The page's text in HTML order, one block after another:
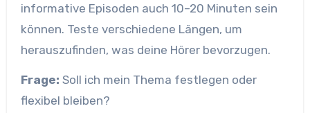
informative Episoden auch 10–20 Minuten sein
können. Teste verschiedene Längen, um
herauszufinden, was deine Hörer bevorzugen.
Frage: Soll ich mein Thema festlegen oder
flexibel bleiben?